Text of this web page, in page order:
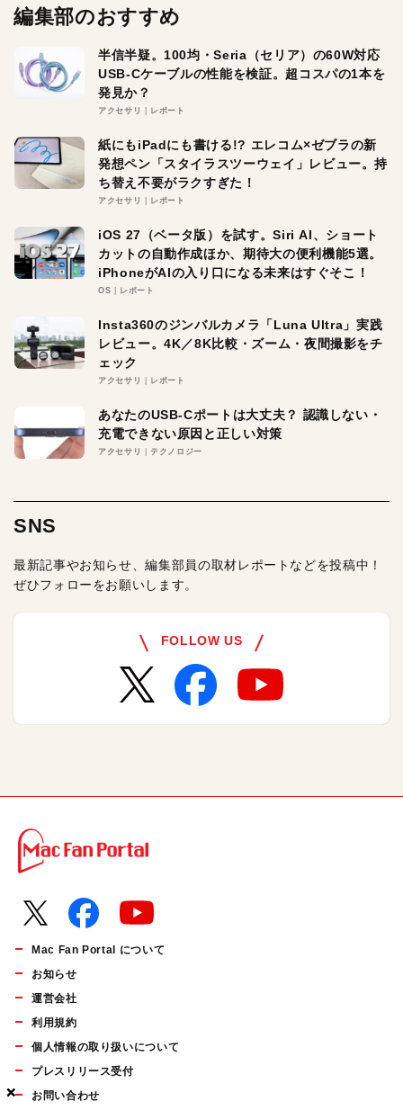
×
×
×
編集部のおすすめ
半信半疑。100均・Seria（セリア）の60W対応
USB-Cケーブルの性能を検証。超コスパの1本を
発見か？
アクセサリ レポート
紙にもiPadにも書ける!? エレコム×ゼブラの新
発想ペン「スタイラスツーウェイ」レビュー。持
ち替え不要がラクすぎた！
アクセサリ レポート
iOS 27（ベータ版）を試す。Siri AI、ショート
カットの自動作成ほか、期待大の便利機能5選。
iPhoneがAIの入り口になる未来はすぐそこ！
OS レポート
Insta360のジンバルカメラ「Luna Ultra」実践
レビュー。4K／8K比較・ズーム・夜間撮影をチ
ェック
アクセサリ レポート
あなたのUSB-Cポートは大丈夫？ 認識しない・
充電できない原因と正しい対策
アクセサリ テクノロジー
SNS
最新記事やお知らせ、編集部員の取材レポートなどを投稿中！
ぜひフォローをお願いします。
FOLLOW US
Mac Fan Portal について
お知らせ
運営会社
利用規約
個人情報の取り扱いについて
プレスリリース受付
お問い合わせ